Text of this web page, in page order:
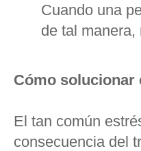
Cuando una
de tal
Cómo
El tan común
consecuencia del